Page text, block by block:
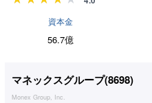
資本金
56.7億
マネックスグループ(8698)
Monex Group, Inc.